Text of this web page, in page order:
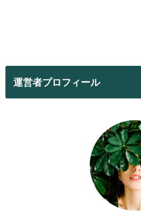
運営者プロフィール